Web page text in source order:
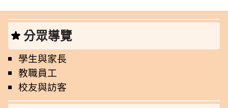
分眾導覽
學生與家長
教職員工
校友與訪客